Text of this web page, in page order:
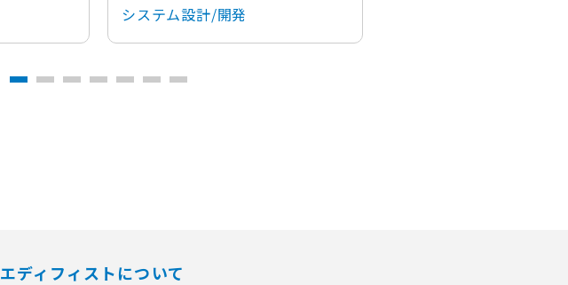
システム設計/開発
エディフィストについて